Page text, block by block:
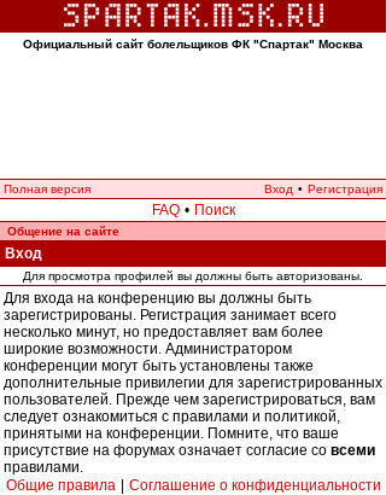
Официальный сайт болельщиков ФК "Спартак" Москва
Полная версия Вход • Регистрация
FAQ • Поиск
Общение на сайте
Вход
Для просмотра профилей вы должны быть авторизованы.
Для входа на конференцию вы должны быть
зарегистрированы. Регистрация занимает всего
несколько минут, но предоставляет вам более
широкие возможности. Администратором
конференции могут быть установлены также
дополнительные привилегии для зарегистрированных
пользователей. Прежде чем зарегистрироваться, вам
следует ознакомиться с правилами и политикой,
принятыми на конференции. Помните, что ваше
присутствие на форумах означает согласие со всеми
правилами.
Общие правила
Соглашение о конфиденциальности